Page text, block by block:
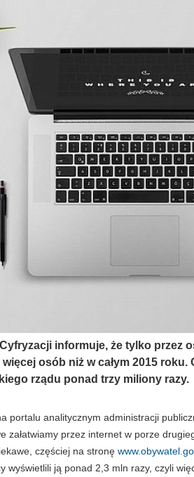
informuje, że tylko przez
więcej osób niż w całym 2015
rządu ponad trzy miliony razy.
portalu analitycznym administracji
załatwiamy przez internet w porze
częściej na stronę
wyświetlili ją ponad 2,3 mln razy, czyli